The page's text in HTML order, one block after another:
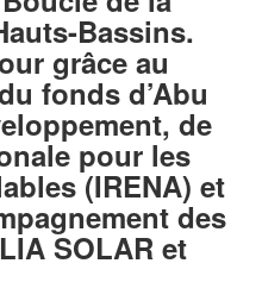
Bassins.
grâce au
fonds d’Abu
de
pour les
(IRENA) et
des
SOLAR et